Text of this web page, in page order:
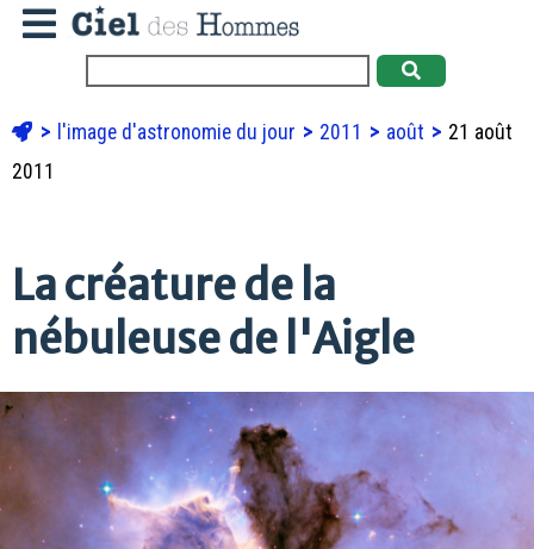
l'image d'astronomie du jour 2011 août
21 août
2011
La créature de la
nébuleuse de l'Aigle